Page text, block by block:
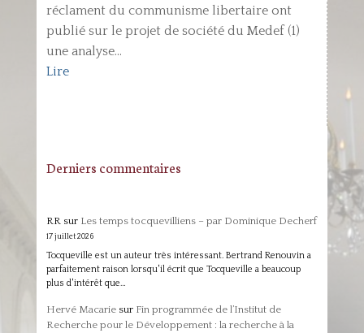
réclament du communisme libertaire ont
publié sur le projet de société du Medef (1)
une analyse...
Lire
Derniers commentaires
RRsur Les temps tocquevilliens – par Dominique Decherf
17 juillet 2026
Tocqueville est un auteur très intéressant. Bertrand Renouvin a
parfaitement raison lorsqu'il écrit que Tocqueville a beaucoup
plus d'intérêt que…
Hervé Macariesur Fin programmée de l’Institut de
Recherche pour le Développement : la recherche à la